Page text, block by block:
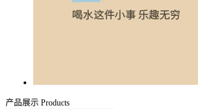
产品展示 Products